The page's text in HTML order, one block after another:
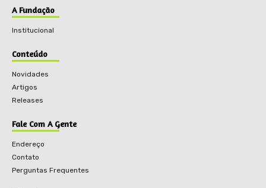
A Fundação
Institucional
Conteúdo
Novidades
Artigos
Releases
Fale Com A Gente
Endereço
Contato
Perguntas Frequentes